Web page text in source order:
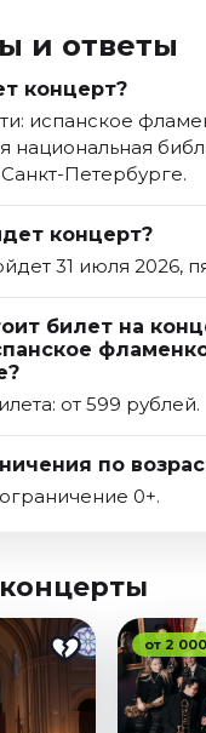
и ответы
концерт?
испанское
национальная
Петербурге.
концерт?
31 июля 2026,
билет на
от 599 рублей.
по
0+.
от 2